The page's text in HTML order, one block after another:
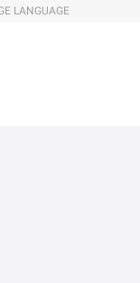
LANGUAGE